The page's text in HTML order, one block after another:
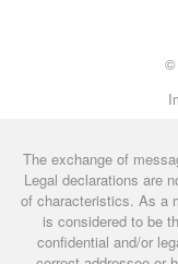
©
The exchange of
Legal declarations are
of characteristics. As a
is considered to be
confidential and/or